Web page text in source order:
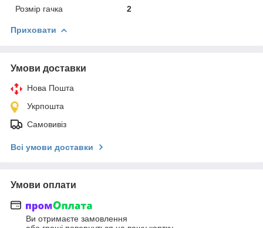
Розмір гачка
2
Приховати
Умови доставки
Нова Пошта
Укрпошта
Самовивіз
Всі умови доставки
Умови оплати
Ви отримаєте замовлення